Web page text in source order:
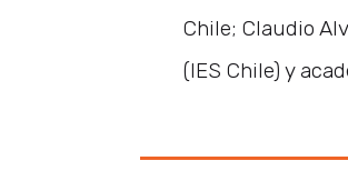
Chile; Claudio
(IES Chile) y